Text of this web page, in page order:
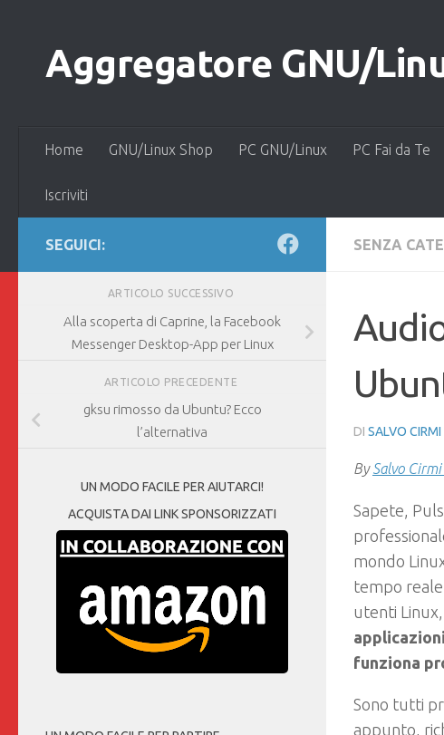
Aggregatore GNU/
Home GNU/Linux Shop PC GNU/Linux PC Fai da Te
Iscriviti
SENZA
DI SALVO
BySalvo Cirmi
Sapete,
mondo
tempo
utenti
funziona
Sono tutti
appunto,
SEGUICI:
ARTICOLO SUCCESSIVO
Alla scoperta di Caprine, la Facebook
Messenger Desktop-App per Linux
ARTICOLO PRECEDENTE
gksu rimosso da Ubuntu? Ecco
l’alternativa
UN MODO FACILE PER AIUTARCI!
ACQUISTA DAI LINK SPONSORIZZATI